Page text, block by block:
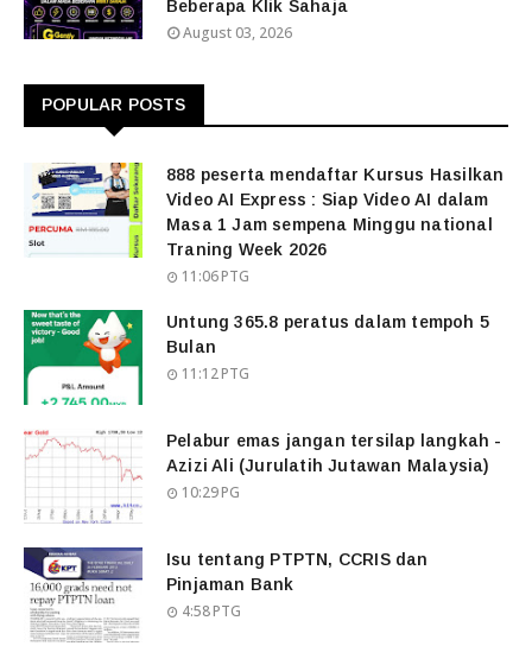
Beberapa Klik Sahaja
August 03, 2026
POPULAR POSTS
888 peserta mendaftar Kursus Hasilkan
Video AI Express : Siap Video AI dalam
Masa 1 Jam sempena Minggu national
Traning Week 2026
11:06 PTG
Untung 365.8 peratus dalam tempoh 5
Bulan
11:12 PTG
Pelabur emas jangan tersilap langkah -
Azizi Ali (Jurulatih Jutawan Malaysia)
10:29 PG
Isu tentang PTPTN, CCRIS dan
Pinjaman Bank
4:58 PTG